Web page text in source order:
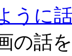
うに
の話